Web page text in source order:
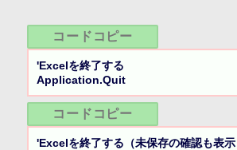
コードコピー
'Excelを終了する
Application.Quit
コードコピー
'Excelを終了する（未保存の確認も表示